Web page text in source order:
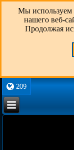
Мы используем
нашего веб-
Продолжая
209